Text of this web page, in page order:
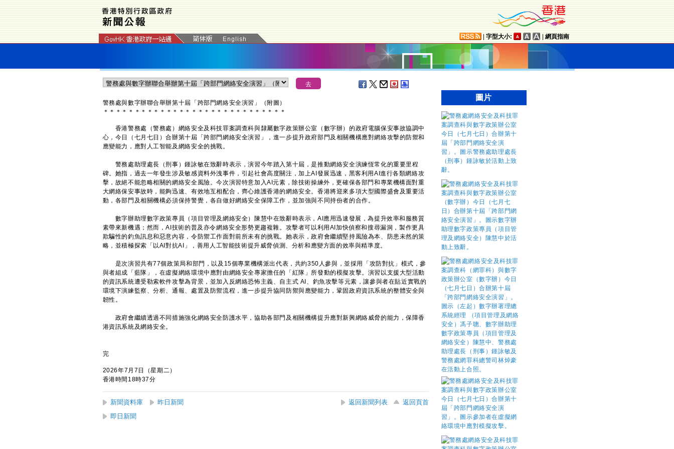
字型大小: 網頁指南
警務處與數字辦聯合舉辦第十屆「跨部門網絡安全演習」（附圖）
＊ ＊ ＊ ＊ ＊ ＊ ＊ ＊ ＊ ＊ ＊ ＊ ＊ ＊ ＊ ＊ ＊ ＊ ＊ ＊ ＊ ＊ ＊ ＊ ＊ ＊ ＊ ＊ ＊
香港警務處（警務處）網絡安全及科技罪案調查科與隸屬數字政策辦公室（數字辦）的政府電腦保安事故協調中
心，今日（七月七日）合辦第十屆「跨部門網絡安全演習」，進一步提升政府部門及相關機構應對網絡攻擊的防禦和
應變能力，應對人工智能及網絡安全的挑戰。
警務處助理處長（刑事）鍾詠敏在致辭時表示，演習今年踏入第十屆，是推動網絡安全演練恆常化的重要里程
碑。她指，過去一年發生涉及敏感資料外洩事件，引起社會高度關注，加上AI發展迅速，黑客利用AI進行各類網絡攻
擊，故絕不能忽略相關的網絡安全風險。今次演習特意加入AI元素，除技術操練外，更確保各部門和專業機構面對重
大網絡保安事故時，能夠迅速、有效地互相配合，齊心維護香港的網絡安全。香港將迎來多項大型國際盛會及重要活
動，各部門及相關機構必須保持警覺，各自做好網絡安全保障工作，並加強與不同持份者的合作。
數字辦助理數字政策專員（項目管理及網絡安全）陳慧中在致辭時表示，AI應用迅速發展，為提升效率和服務質
素帶來新機遇；然而，AI技術的普及亦令網絡安全形勢更趨複雜。攻擊者可以利用AI加快偵察和搜尋漏洞，製作更具
欺騙性的釣魚訊息和惡意內容，令防禦工作面對前所未有的挑戰。她表示，政府會繼續堅持風險為本、防患未然的策
略，並積極探索「以AI對抗AI」，善用人工智能技術提升威脅偵測、分析和應變方面的效率與精準度。
是次演習共有77個政策局和部門，以及15個專業機構派出代表，共約350人參與，並採用「攻防對抗」模式，參
與者組成「藍隊」，在虛擬網絡環境中應對由網絡安全專家擔任的「紅隊」所發動的模擬攻擊。演習以支援大型活動
的資訊系統遭受勒索軟件攻擊為背景，並加入反網絡恐怖主義、自主式 AI、釣魚攻擊等元素，讓參與者在貼近實戰的
環境下演練監察、分析、通報、處置及防禦流程，進一步提升協同防禦與應變能力，鞏固政府資訊系統的整體安全與
韌性。
政府會繼續透過不同措施強化網絡安全防護水平，協助各部門及相關機構提升應對新興網絡威脅的能力，保障香
港資訊系統及網絡安全。
完
2026年7月7日（星期二）
香港時間18時37分
新聞資料庫 昨日新聞 返回新聞列表
返回頁首
即日新聞
圖片